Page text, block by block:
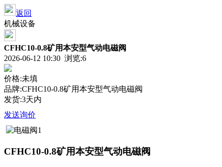
返回
机械设备
CFHC10-0.8矿用本安型气动电磁阀
2026-06-12 10:30 浏览:6
价格:未填
品牌:CFHC10-0.8矿用本安型气动电磁阀
发货:3天内
发送询价
CFHC10-0.8矿用本安型气动电磁阀